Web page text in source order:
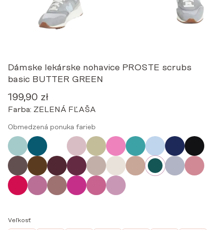
Dámske lekárske nohavice PROSTE scrubs
basic BUTTER GREEN
199,90 zł
Farba: ZELENÁ FĽAŠA
Obmedzená ponuka farieb
Veľkosť